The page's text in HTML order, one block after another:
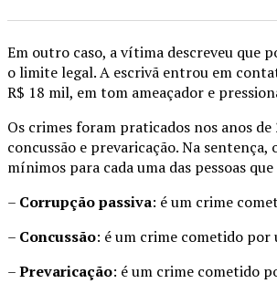
Em outro caso, a vítima descreveu que
o limite legal. A escrivã entrou em
R$ 18 mil, em tom ameaçador e
Os crimes foram praticados nos anos
concussão e prevaricação. Na
mínimos para cada uma das pessoas
– Corrupção passiva: é um crime
– Concussão: é um crime cometido por
–Prevaricação: é um crime cometido